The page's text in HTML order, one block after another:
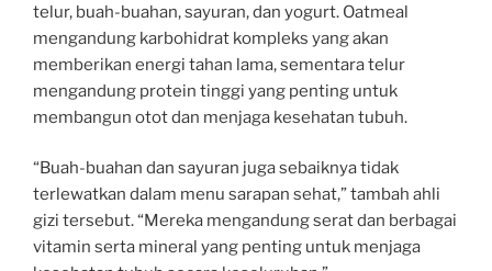
telur, buah-buahan, sayuran, dan yogurt. Oatmeal
mengandung karbohidrat kompleks yang akan
memberikan energi tahan lama, sementara telur
mengandung protein tinggi yang penting untuk
membangun otot dan menjaga kesehatan tubuh.
“Buah-buahan dan sayuran juga sebaiknya tidak
terlewatkan dalam menu sarapan sehat,” tambah ahli
gizi tersebut. “Mereka mengandung serat dan berbagai
vitamin serta mineral yang penting untuk menjaga